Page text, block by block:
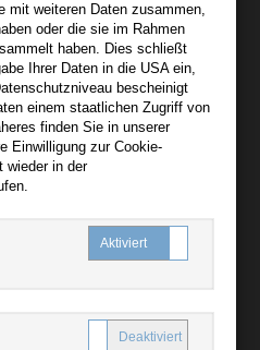
mit weiteren Daten zusammen,
oder die sie im Rahmen
haben. Dies schließt
Ihrer Daten in die USA ein,
bescheinigt
einem staatlichen Zugriff von
finden Sie in unserer
Einwilligung zur Cookie-
wieder in der